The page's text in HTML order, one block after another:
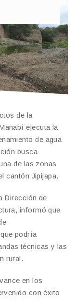
de la
ejecuta la
de agua
busca
de las zonas
cantón Jipijapa.
Dirección de
informó que
podría
técnicas y las
rural.
en los
con éxito